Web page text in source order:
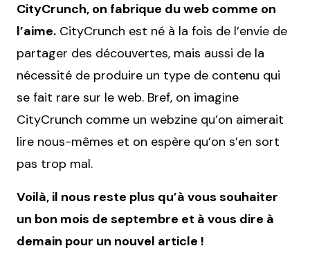
CityCrunch, on fabrique du web comme on
l’aime. CityCrunch est né à la fois de l’envie de
partager des découvertes, mais aussi de la
nécessité de produire un type de contenu qui
se fait rare sur le web. Bref, on imagine
CityCrunch comme un webzine qu’on aimerait
lire nous-mêmes et on espère qu’on s’en sort
pas trop mal.
Voilà, il nous reste plus qu’à vous souhaiter
un bon mois de septembre et à vous dire à
demain pour un nouvel article !